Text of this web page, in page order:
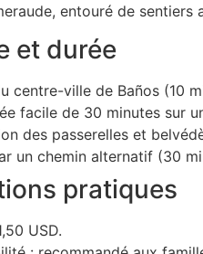
entouré de sentiers
et durée
centre-ville de Baños (10
facile de 30 minutes sur
des passerelles et
un chemin alternatif (30
pratiques
USD.